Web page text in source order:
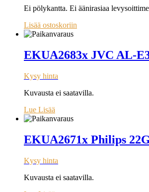
Ei pölykantta. Ei äänirasiaa
Lisää ostoskoriin
EKUA2683x JVC AL-
Kysy hinta
Kuvausta ei saatavilla.
Lue Lisää
EKUA2671x Philips
Kysy hinta
Kuvausta ei saatavilla.